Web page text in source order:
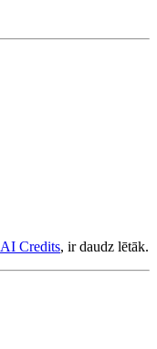
AI Credits, ir daudz lētāk.